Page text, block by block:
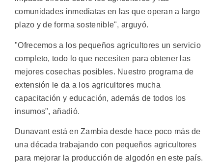
comunidades inmediatas en las que operan a largo
plazo y de forma sostenible", arguyó.
"Ofrecemos a los pequeños agricultores un servicio
completo, todo lo que necesiten para obtener las
mejores cosechas posibles. Nuestro programa de
extensión le da a los agricultores mucha
capacitación y educación, además de todos los
insumos", añadió.
Dunavant está en Zambia desde hace poco más de
una década trabajando con pequeños agricultores
para mejorar la producción de algodón en este país.